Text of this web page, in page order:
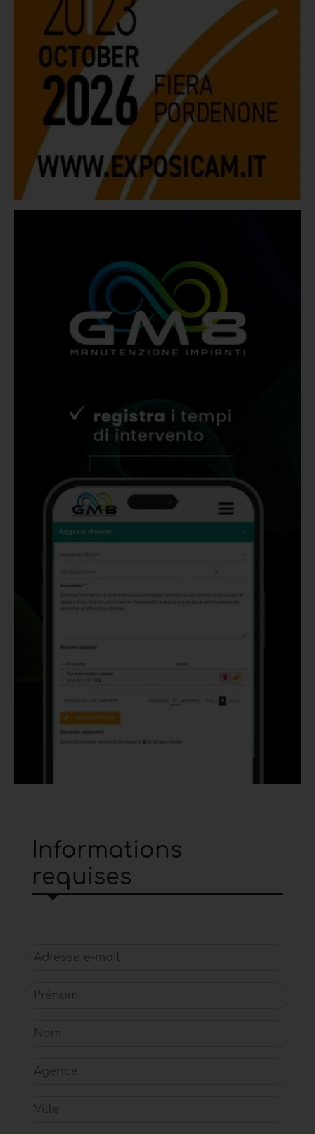
Informations
requises
Adresse e-mail
Prénom
Nom
Agence
Ville